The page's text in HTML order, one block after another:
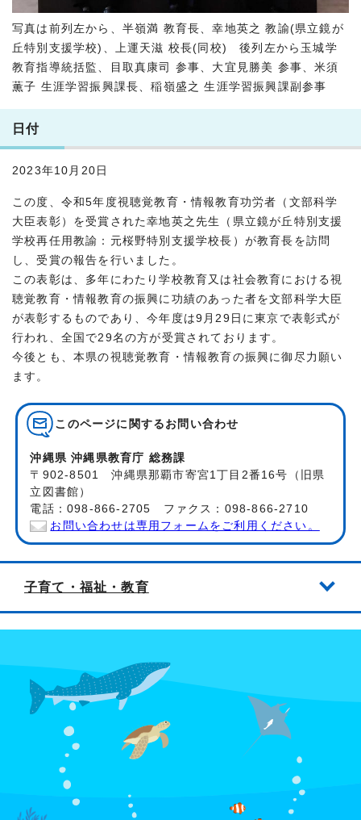
写真は前列左から、半嶺満 教育長、幸地英之 教諭(県立鏡が
丘特別支援学校)、上運天滋 校長(同校) 後列左から玉城学
教育指導統括監、目取真康司 参事、大宜見勝美 参事、米須
薫子 生涯学習振興課長、稲嶺盛之 生涯学習振興課副参事
日付
2023年10月20日
この度、令和5年度視聴覚教育・情報教育功労者（文部科学
大臣表彰）を受賞された幸地英之先生（県立鏡が丘特別支援
学校再任用教諭：元桜野特別支援学校長）が教育長を訪問
し、受賞の報告を行いました。
この表彰は、多年にわたり学校教育又は社会教育における視
聴覚教育・情報教育の振興に功績のあった者を文部科学大臣
が表彰するものであり、今年度は9月29日に東京で表彰式が
行われ、全国で29名の方が受賞されております。
今後とも、本県の視聴覚教育・情報教育の振興に御尽力願い
ます。
このページに関する お問い合わせ
沖縄県 沖縄県教育庁 総務課
〒902-8501 沖縄県那覇市寄宮1丁目2番16号（旧県
立図書館）
電話：098-866-2705 ファクス：098-866-2710
お問い合わせは専用フォームをご利用ください。
子育て・福祉・教育